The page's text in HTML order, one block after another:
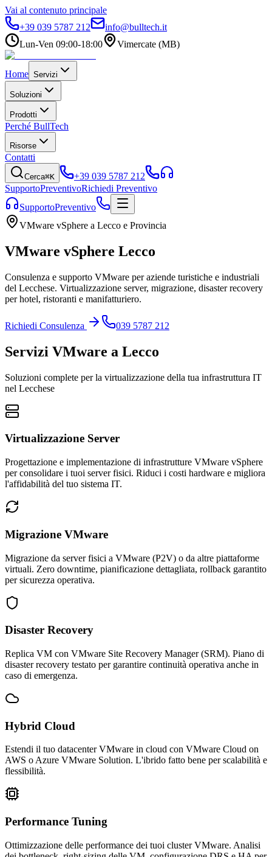
Vai al contenuto principale
+39 039 5787 212
info@bulltech.it
Lun-Ven 09:00-18:00
Vimercate (MB)
Home Servizi
Soluzioni
Prodotti
Perché BullTech
Risorse
Contatti
Cerca⌘K
+39 039 5787 212
SupportoPreventivoRichiedi Preventivo
SupportoPreventivo
VMware vSphere a Lecco e Provincia
VMware vSphere Lecco
Consulenza e supporto VMware per aziende turistiche e industriali
del Lecchese. Virtualizzazione server, migrazione, disaster recovery
per hotel, ristoranti e manifatturiero.
Richiedi Consulenza 039 5787 212
Servizi VMware a Lecco
Soluzioni complete per la virtualizzazione della tua infrastruttura IT
nel Lecchese
Virtualizzazione Server
Progettazione e implementazione di infrastrutture VMware vSphere
per consolidare i tuoi server fisici. Riduci i costi hardware e migliora
l'affidabilità del tuo sistema IT.
Migrazione VMware
Migrazione da server fisici a VMware (P2V) o da altre piattaforme
virtuali. Zero downtime, pianificazione dettagliata, rollback garantito
per sicurezza operativa.
Disaster Recovery
Replica VM con VMware Site Recovery Manager (SRM). Piano di
disaster recovery testato per garantire continuità operativa anche in
caso di emergenza.
Hybrid Cloud
Estendi il tuo datacenter VMware in cloud con VMware Cloud on
AWS o Azure VMware Solution. L'ibrido fatto bene per scalabilità e
flessibilità.
Performance Tuning
Ottimizzazione delle performance dei tuoi cluster VMware. Analisi